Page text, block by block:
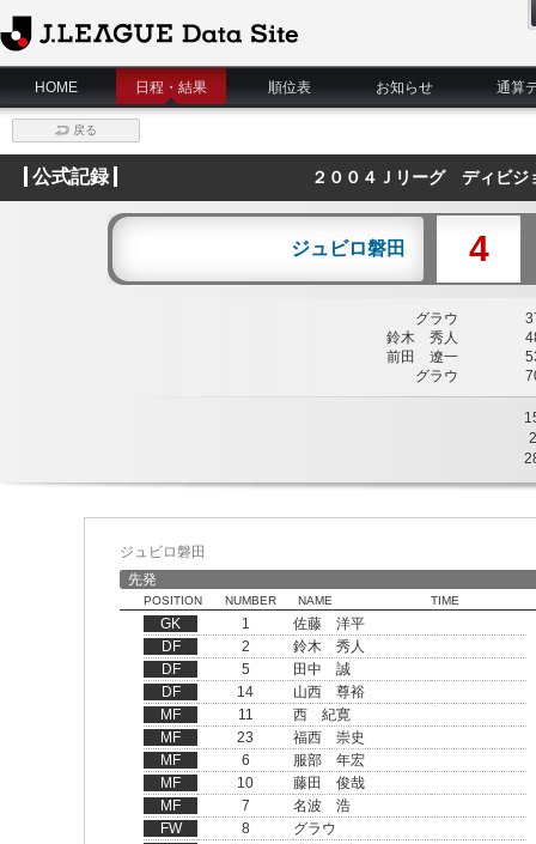
J.League Data Site
HOME
日程・結果 順位表 お知らせ 通算
戻る
公式記録 ２００４Ｊリーグ ディビ
ジュビロ磐田 4
グラウ
鈴木 秀人
前田 遼一
グラウ
2
ジュビロ磐田
先発
POSITION NUMBER NAME TIME
GK 1
佐藤 洋平
DF
2
鈴木 秀人
DF
5
田中 誠
DF
14
山西 尊裕
MF
11
西 紀寛
MF
23
福西 崇史
MF
6
服部 年宏
MF
10
藤田 俊哉
MF
7
名波 浩
FW
8
グラウ